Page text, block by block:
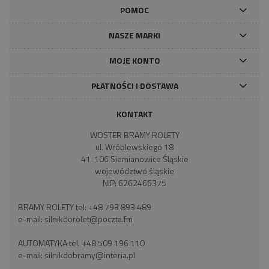
POMOC
NASZE MARKI
MOJE KONTO
PŁATNOŚCI I DOSTAWA
KONTAKT
WOSTER BRAMY ROLETY
ul. Wróblewskiego 18
41-106 Siemianowice Śląskie
województwo śląskie
NIP: 6262466375
BRAMY ROLETY tel: +48 793 893 489
e-mail: silnikdorolet@poczta.fm
AUTOMATYKA tel. +48 509 196 110
e-mail: silnikdobramy@interia.pl